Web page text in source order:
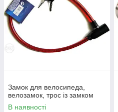
Замок для велосипеда,
велозамок, трос із замком
В наявності